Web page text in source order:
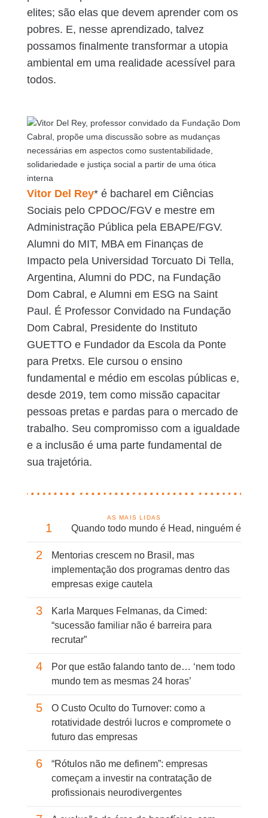
elites; são elas que devem aprender com os
pobres. E, nesse aprendizado, talvez
possamos finalmente transformar a utopia
ambiental em uma realidade acessível para
todos.
Vitor Del Rey* é bacharel em Ciências
Sociais pelo CPDOC/FGV e mestre em
Administração Pública pela EBAPE/FGV.
Alumni do MIT, MBA em Finanças de
Impacto pela Universidad Torcuato Di Tella,
Argentina, Alumni do PDC, na Fundação
Dom Cabral, e Alumni em ESG na Saint
Paul. É Professor Convidado na Fundação
Dom Cabral, Presidente do Instituto
GUETTO e Fundador da Escola da Ponte
para Pretxs. Ele cursou o ensino
fundamental e médio em escolas públicas e,
desde 2019, tem como missão capacitar
pessoas pretas e pardas para o mercado de
trabalho. Seu compromisso com a igualdade
e a inclusão é uma parte fundamental de
sua trajetória.
AS MAIS LIDAS
1 Quando todo mundo é Head, ninguém é
2
Mentorias crescem no Brasil, mas
implementação dos programas dentro das
empresas exige cautela
3
Karla Marques Felmanas, da Cimed:
“sucessão familiar não é barreira para
recrutar”
4
Por que estão falando tanto de… ‘nem todo
mundo tem as mesmas 24 horas’
5
O Custo Oculto do Turnover: como a
rotatividade destrói lucros e compromete o
futuro das empresas
6
“Rótulos não me definem”: empresas
começam a investir na contratação de
profissionais neurodivergentes